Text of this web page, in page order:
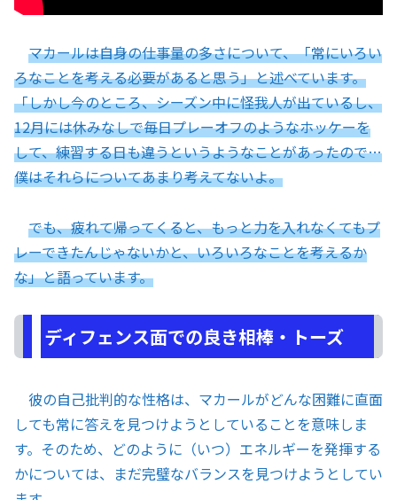
マカールは自身の仕事量の多さについて、「常にいろい
ろなことを考える必要があると思う」と述べています。
「しかし今のところ、シーズン中に怪我人が出ているし、
12月には休みなしで毎日プレーオフのようなホッケーを
して、練習する日も違うというようなことがあったので…
僕はそれらについてあまり考えてないよ。
でも、疲れて帰ってくると、もっと力を入れなくてもプ
レーできたんじゃないかと、いろいろなことを考えるか
な」と語っています。
ディフェンス面での良き相棒・トーズ
彼の自己批判的な性格は、マカールがどんな困難に直面
しても常に答えを見つけようとしていることを意味しま
す。そのため、どのように（いつ）エネルギーを発揮する
かについては、まだ完璧なバランスを見つけようとしてい